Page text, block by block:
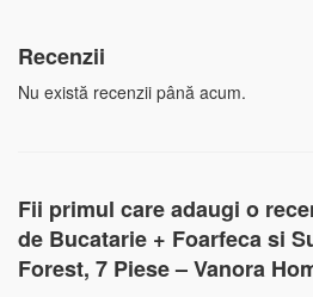
Recenzii
Nu există recenzii până acum.
Fii primul care adaugi o
de Bucatarie + Foarfeca si
Forest, 7 Piese – Vanora